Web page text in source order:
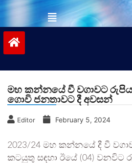
මහ කන්නයේ වී වගාවට
‌ගොවි ජනතාවට දී අවසන්
Editor February 5, 2024
2023/24 මහ කන්නයේ දී වී
කටයුතු සඳහා ඊයේ (04) වනවිට